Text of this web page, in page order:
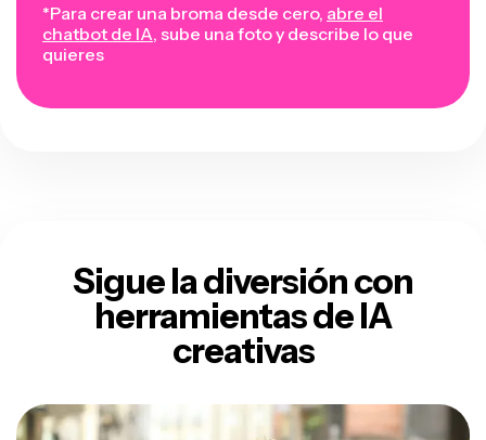
*Para crear una broma desde cero, abre el
chatbot de IA, sube una foto y describe lo que
quieres
Sigue la diversión con
herramientas de IA
creativas